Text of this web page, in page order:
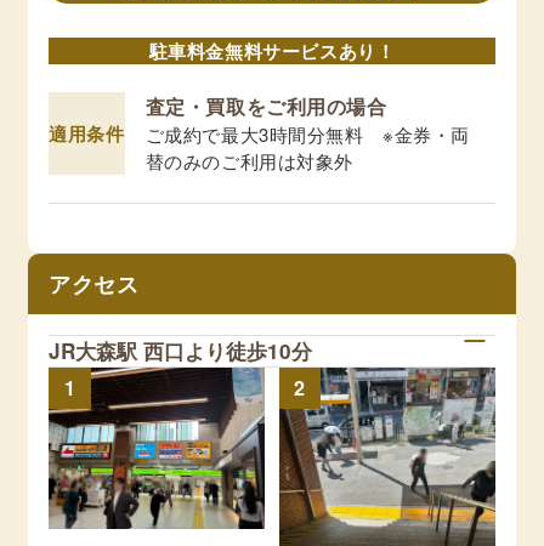
駐車料金無料サービスあり！
適用条件
査定・買取をご利用の場合
ご成約で最大3時間分無料 ※金券・両
替のみのご利用は対象外
アクセス
JR大森駅 西口より徒歩10分
1 2